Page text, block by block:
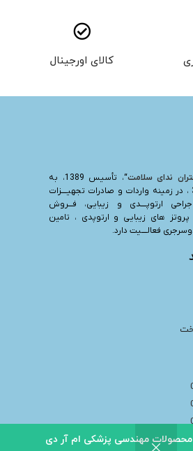
محصولات مهندسی پزشکی ام آر دی
کالای اورجینال
ندای سلامت
“، تأسیس 1389، به
شــــماره ثبت 39885 ، در زمینه واردات و صادرات تجهیــــزات
ارتوپــــدی و زیبایی، فـــروش
های زیبایی و ارتوپدی ، تامین
فعالــــیت دارد.